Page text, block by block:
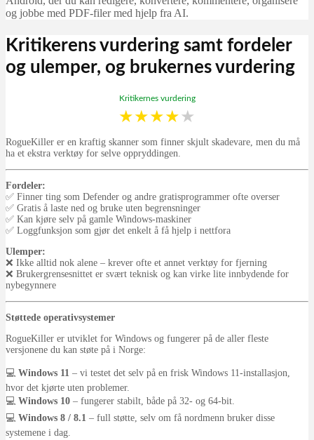
og jobbe med PDF-filer med hjelp fra AI.
Kritikerens vurdering samt fordeler
og ulemper, og brukernes vurdering
Kritikernes vurdering
★★★★★
RogueKiller er en kraftig skanner som finner skjult skadevare, men du må
ha et ekstra verktøy for selve oppryddingen.
Fordeler:
✅ Finner ting som Defender og andre gratisprogrammer ofte overser
✅ Gratis å laste ned og bruke uten begrensninger
✅ Kan kjøre selv på gamle Windows-maskiner
✅ Loggfunksjon som gjør det enkelt å få hjelp i nettfora
Ulemper:
❌ Ikke alltid nok alene – krever ofte et annet verktøy for fjerning
❌ Brukergrensesnittet er svært teknisk og kan virke lite innbydende for
nybegynnere
Støttede operativsystemer
RogueKiller er utviklet for Windows og fungerer på de aller fleste
versjonene du kan støte på i Norge:
💻 Windows 11 – vi testet det selv på en frisk Windows 11-installasjon,
hvor det kjørte uten problemer.
💻 Windows 10 – fungerer stabilt, både på 32- og 64-bit.
💻 Windows 8 / 8.1 – full støtte, selv om få nordmenn bruker disse
systemene i dag.